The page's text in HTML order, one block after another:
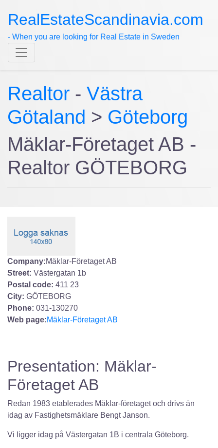
RealEstateScandinavia.com
- When you are looking for Real Estate in Sweden
Realtor - Västra
Götaland > Göteborg
Mäklar-Företaget AB -
Realtor GÖTEBORG
Company:Mäklar-Företaget AB
Street: Västergatan 1b
Postal code: 411 23
City: GÖTEBORG
Phone: 031-130270
Web page:Mäklar-Företaget AB
Presentation: Mäklar-
Företaget AB
Redan 1983 etablerades Mäklar-företaget och drivs än
idag av Fastighetsmäklare Bengt Janson.
Vi ligger idag på Västergatan 1B i centrala Göteborg.